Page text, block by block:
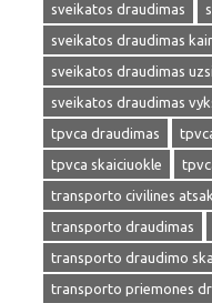
sveikatos draudimas
sveikatos draudimas
sveikatos draudimas
sveikatos draudimas
tpvca draudimas
tpvca skaiciuokle
transporto civilines
transporto draudimas
transporto draudimo
transporto priemones